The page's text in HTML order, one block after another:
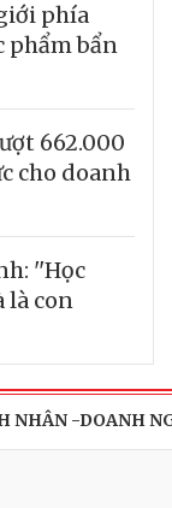
phía
phẩm bẩn
662.000
cho doanh
''Học
là con
NHÂN -DOANH